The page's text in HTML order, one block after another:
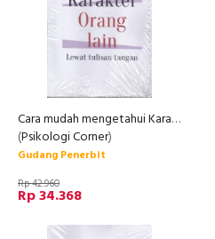
Cara mudah mengetahui Karakter orang lain lewat tulisan tangan
(Psikologi Corner)
Gudang Penerbit
Rp 42.960
Rp 34.368